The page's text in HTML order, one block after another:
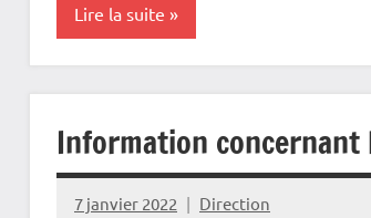
Lire la suite
Information concernant
7 janvier 2022 Direction